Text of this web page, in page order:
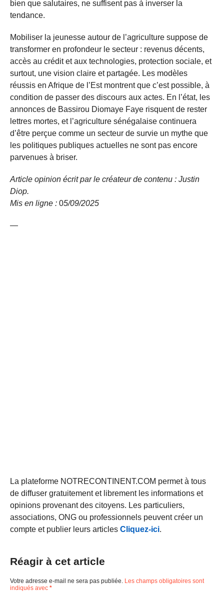
bien que salutaires, ne suffisent pas à inverser la
tendance.
Mobiliser la jeunesse autour de l’agriculture suppose de
transformer en profondeur le secteur : revenus décents,
accès au crédit et aux technologies, protection sociale, et
surtout, une vision claire et partagée. Les modèles
réussis en Afrique de l’Est montrent que c’est possible, à
condition de passer des discours aux actes. En l’état, les
annonces de Bassirou Diomaye Faye risquent de rester
lettres mortes, et l’agriculture sénégalaise continuera
d’être perçue comme un secteur de survie un mythe que
les politiques publiques actuelles ne sont pas encore
parvenues à briser.
Article opinion écrit par le créateur de contenu : Justin
Diop.
Mis en ligne : 05/09/2025
—
La plateforme NOTRECONTINENT.COM permet à tous
de diffuser gratuitement et librement les informations et
opinions provenant des citoyens. Les particuliers,
associations, ONG ou professionnels peuvent créer un
compte et publier leurs articles Cliquez-ici.
Réagir à cet article
Votre adresse e-mail ne sera pas publiée. Les champs obligatoires sont
indiqués avec *